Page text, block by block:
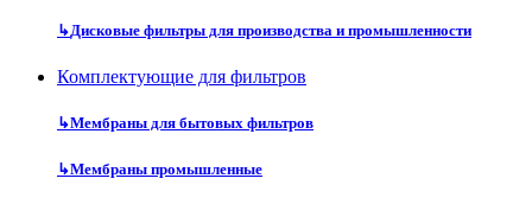
↳Дисковые фильтры для производства и промышленности
Комплектующие для фильтров
↳Мембраны для бытовых фильтров
↳Мембраны промышленные